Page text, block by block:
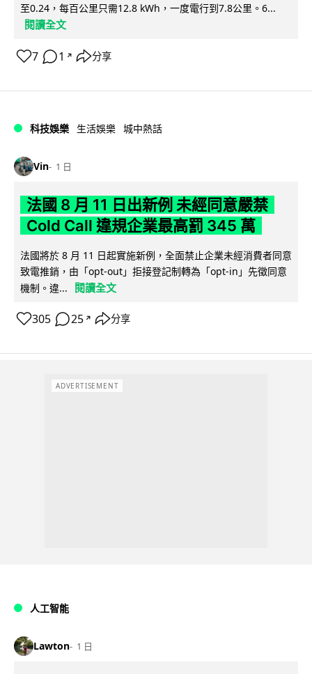
至0.24，每百公里只需12.8 kWh，一度電行到7.8公里。6...
閱讀全文
7 1 ↗ 分享
科技娛樂 生活娛樂 城中熱話
Vin 1 日
法國 8 月 11 日出新例 未經同意嚴禁
Cold Call 違規企業最高罰 345 萬
法國將於 8 月 11 日起實施新例，全面禁止企業未經消費者同意
致電推銷，由「opt-out」拒接登記制轉為「opt-in」先徵同意
機制。違...
閱讀全文
305 25 ↗ 分享
ADVERTISEMENT
人工智能
Lawton 1 日